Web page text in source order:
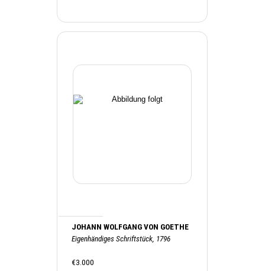
JOHANN WOLFGANG VON GOETHE
Eigenhändiges Schriftstück, 1796
€3.000